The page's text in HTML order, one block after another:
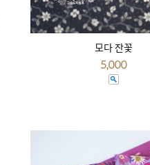
모다 잔꽃
5,000